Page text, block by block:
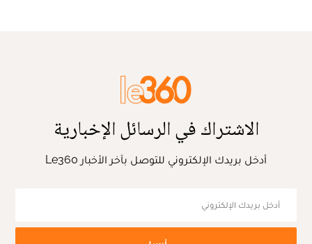
الاشتراك في الرسائل الإخبارية
أدخل بريدك الإلكتروني للتوصل بآخر الأخبار Le360